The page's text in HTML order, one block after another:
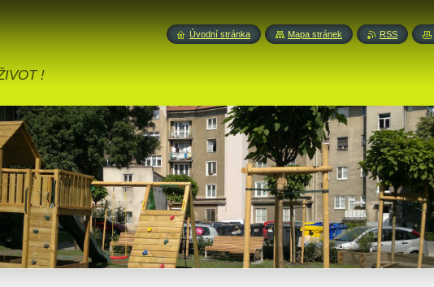
!
Úvodní stránka Mapa stránek RSS